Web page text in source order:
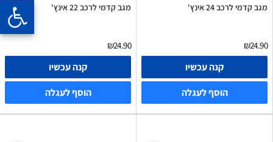
מגב קדמי לרכב 24 אינץ'
₪24.90
קנה עכשיו
הוסף לעגלה
מגב קדמי לרכב 22 אינץ'
₪24.90
קנה עכשיו
הוסף לעגלה